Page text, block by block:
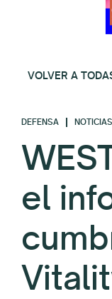
VOLVER A
DEFENSA NOTICIAS
el